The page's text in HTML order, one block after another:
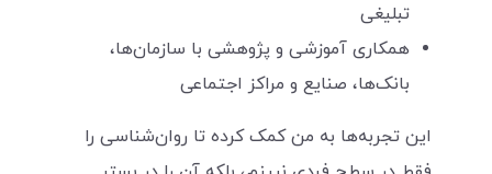
تبلیغی
همکاری آموزشی و پژوهشی با سازمان‌ها،
بانک‌ها، صنایع و مراکز اجتماعی
این تجربه‌ها به من کمک کرده تا روان‌شناسی را